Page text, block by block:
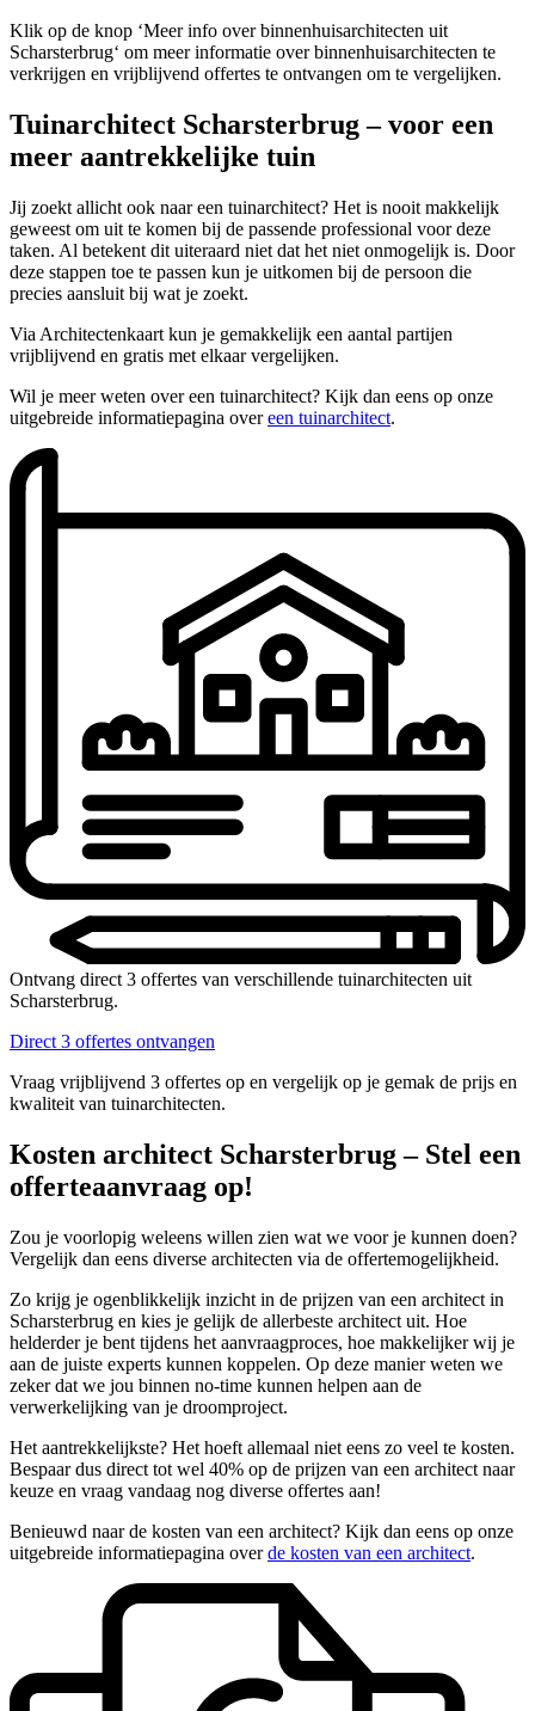
Klik op de knop ‘Meer info over binnenhuisarchitecten uit
Scharsterbrug‘ om meer informatie over binnenhuisarchitecten te
verkrijgen en vrijblijvend offertes te ontvangen om te vergelijken.
Tuinarchitect Scharsterbrug – voor een
meer aantrekkelijke tuin
Jij zoekt allicht ook naar een tuinarchitect? Het is nooit makkelijk
geweest om uit te komen bij de passende professional voor deze
taken. Al betekent dit uiteraard niet dat het niet onmogelijk is. Door
deze stappen toe te passen kun je uitkomen bij de persoon die
precies aansluit bij wat je zoekt.
Via Architectenkaart kun je gemakkelijk een aantal partijen
vrijblijvend en gratis met elkaar vergelijken.
Wil je meer weten over een tuinarchitect? Kijk dan eens op onze
uitgebreide informatiepagina overeen tuinarchitect.
Ontvang direct 3 offertes van verschillende tuinarchitecten uit
Scharsterbrug.
Direct 3 offertes ontvangen
Vraag vrijblijvend 3 offertes op en vergelijk op je gemak de prijs en
kwaliteit van tuinarchitecten.
Kosten architect Scharsterbrug – Stel een
offerteaanvraag op!
Zou je voorlopig weleens willen zien wat we voor je kunnen doen?
Vergelijk dan eens diverse architecten via de offertemogelijkheid.
Zo krijg je ogenblikkelijk inzicht in de prijzen van een architect in
Scharsterbrug en kies je gelijk de allerbeste architect uit. Hoe
helderder je bent tijdens het aanvraagproces, hoe makkelijker wij je
aan de juiste experts kunnen koppelen. Op deze manier weten we
zeker dat we jou binnen no-time kunnen helpen aan de
verwerkelijking van je droomproject.
Het aantrekkelijkste? Het hoeft allemaal niet eens zo veel te kosten.
Bespaar dus direct tot wel 40% op de prijzen van een architect naar
keuze en vraag vandaag nog diverse offertes aan!
Benieuwd naar de kosten van een architect? Kijk dan eens op onze
uitgebreide informatiepagina overde kosten van een architect.